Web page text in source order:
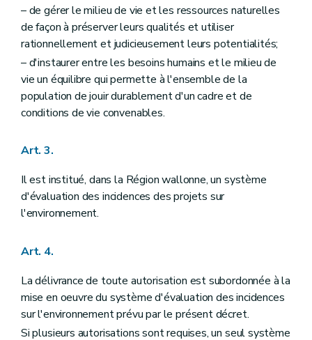
– de gérer le milieu de vie et les ressources naturelles
de façon à préserver leurs qualités et utiliser
rationnellement et judicieusement leurs potentialités;
– d'instaurer entre les besoins humains et le milieu de
vie un équilibre qui permette à l'ensemble de la
population de jouir durablement d'un cadre et de
conditions de vie convenables.
Art. 3.
Il est institué, dans la Région wallonne, un système
d'évaluation des incidences des projets sur
l'environnement.
Art. 4.
La délivrance de toute autorisation est subordonnée à la
mise en oeuvre du système d'évaluation des incidences
sur l'environnement prévu par le présent décret.
Si plusieurs autorisations sont requises, un seul système